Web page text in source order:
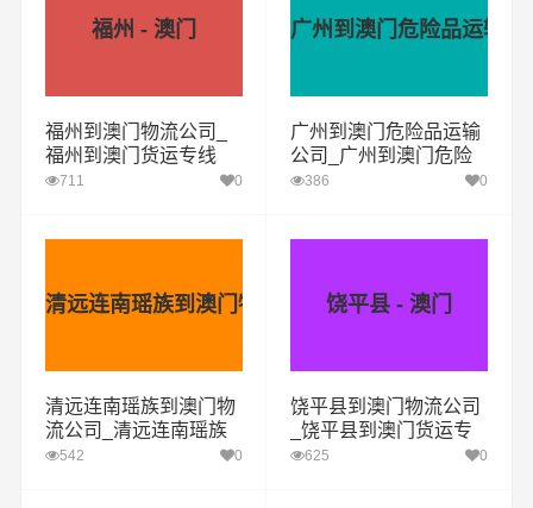
福州 - 澳门
福州到澳门物流公司_
福州到澳门货运专线
711 0
广州到澳门危险品运输公
广州到澳门危险品运输
公司_广州到澳门危险
品物流货运专线
386 0
清远连南瑶族到澳门物流公司
清远连南瑶族到澳门物
流公司_清远连南瑶族
到澳门货运专线
542 0
饶平县 - 澳门
饶平县到澳门物流公司
_饶平县到澳门货运专
线625 0